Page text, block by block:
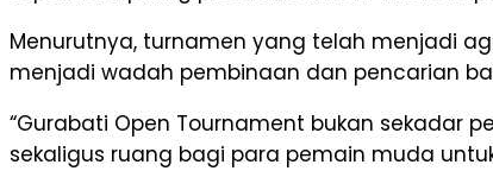
Menurutnya, turnamen yang telah menjadi
menjadi wadah pembinaan dan pencarian
“Gurabati Open Tournament bukan sekadar
sekaligus ruang bagi para pemain muda